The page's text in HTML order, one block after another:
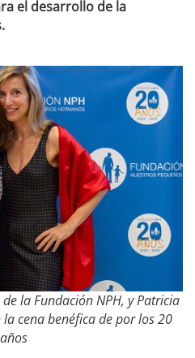
el desarrollo de la
la Fundación NPH, y Patricia
cena benéfica de por los 20
años